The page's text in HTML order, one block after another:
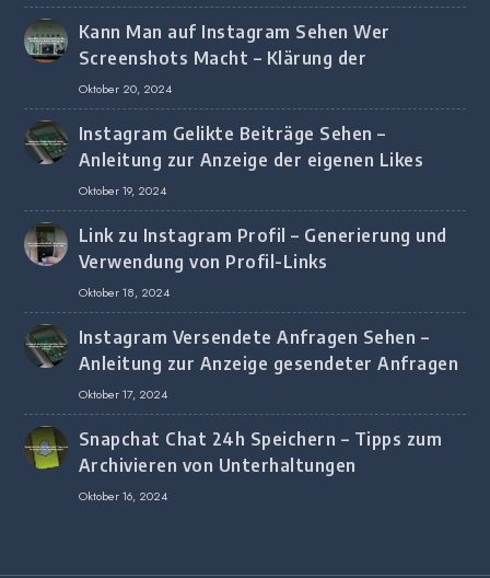
Kann Man auf Instagram Sehen Wer
Screenshots Macht – Klärung der
Screenshot-Erkennung
Oktober 20, 2024
Instagram Gelikte Beiträge Sehen –
Anleitung zur Anzeige der eigenen Likes
Oktober 19, 2024
Link zu Instagram Profil – Generierung und
Verwendung von Profil-Links
Oktober 18, 2024
Instagram Versendete Anfragen Sehen –
Anleitung zur Anzeige gesendeter Anfragen
Oktober 17, 2024
Snapchat Chat 24h Speichern – Tipps zum
Archivieren von Unterhaltungen
Oktober 16, 2024